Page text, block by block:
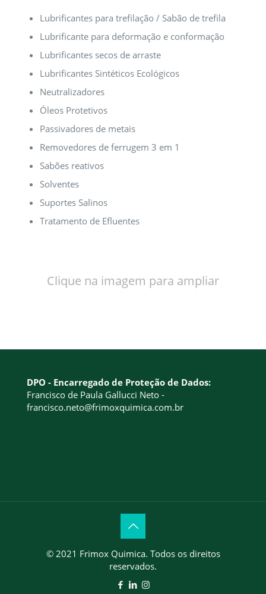
Lubrificantes para trefilação / Sabão de trefila
Lubrificante para deformação e conformação
Lubrificantes secos de arraste
Lubrificantes Sintéticos Ecológicos
Neutralizadores
Óleos Protetivos
Passivadores de metais
Removedores de ferrugem 3 em 1
Sabões reativos
Solventes
Suportes Salinos
Tratamento de Efluentes
Clique na imagem para ampliar
DPO - Encarregado de Proteção de Dados:
Francisco de Paula Gallucci Neto -
francisco.neto@frimoxquimica.com.br
© 2021 Frimox Quimica. Todos os direitos
reservados.